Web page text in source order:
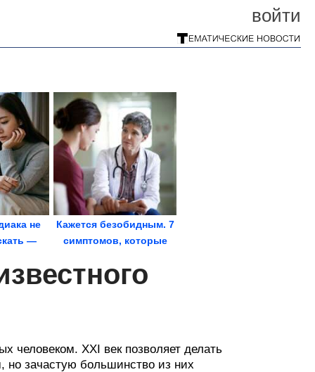
войти
не
—
Кажется безобидным. 7
симптомов, которые
человеком. XXI век позволяет делать
зачастую большинство из них